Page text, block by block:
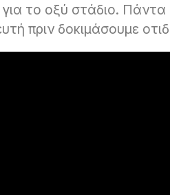
για το οξύ στάδιο. Πάντα
πριν δοκιμάσουμε